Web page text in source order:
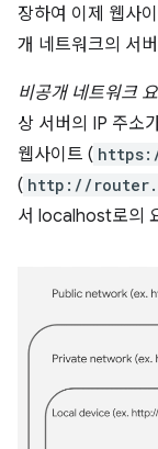
장하여 이제 웹사
개 네트워크의 서
비공개 네트워크
상 서버의 IP 주소
웹사이트 (
( http://
서 localhost로의